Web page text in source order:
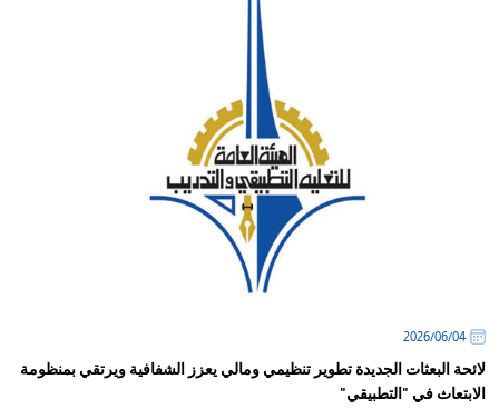
04‏/06‏/2026
لائحة البعثات الجديدة تطوير تنظيمي ومالي يعزز الشفافية ويرتقي بمنظومة
الابتعاث في "التطبيقي"